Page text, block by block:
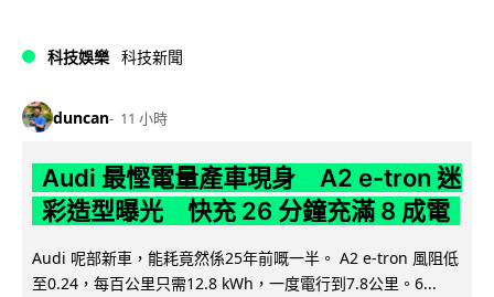
科技娛樂 科技新聞
duncan 11 小時
Audi 最慳電量產車現身 A2 e-tron 迷
彩造型曝光 快充 26 分鐘充滿 8 成電
Audi 呢部新車，能耗竟然係25年前嘅一半。 A2 e-tron 風阻低
至0.24，每百公里只需12.8 kWh，一度電行到7.8公里。6...